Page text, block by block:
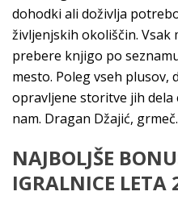
dohodki ali doživlja
življenjskih okoliščin. Vsak
prebere knjigo po
mesto. Poleg vseh plusov,
opravljene storitve jih
nam. Dragan Džajić, grmeč.
NAJBOLJŠE
IGRALNICE LETA